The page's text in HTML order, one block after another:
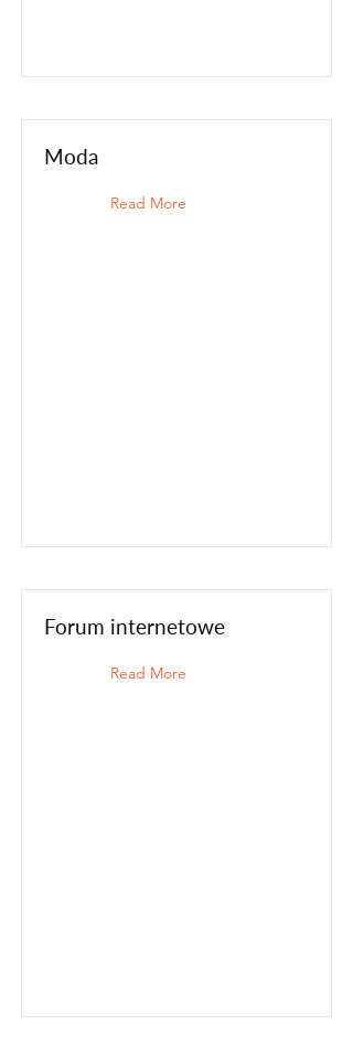
Moda
Read More
Forum internetowe
Read More